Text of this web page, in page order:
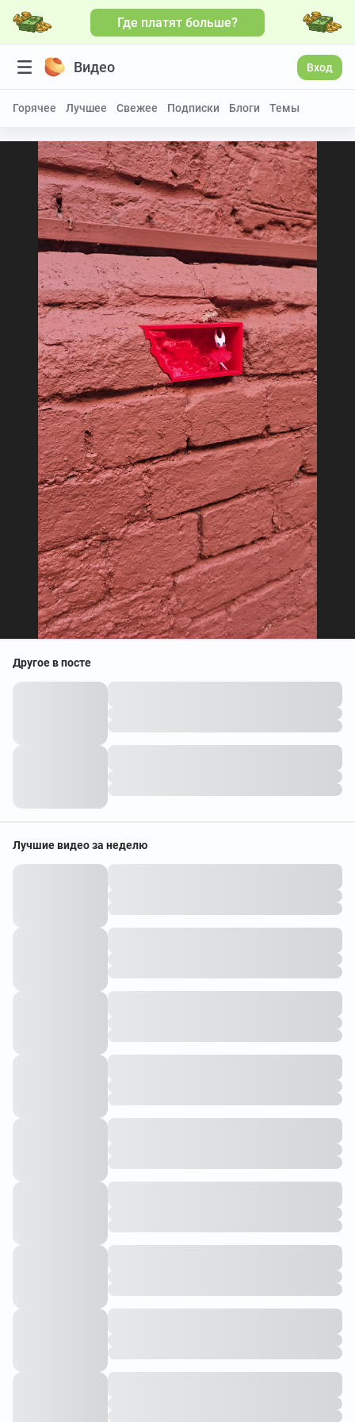
Где платят больше?
Видео Вход
Горячее Лучшее Свежее Подписки Блоги Темы
Другое в посте
Лучшие видео за неделю